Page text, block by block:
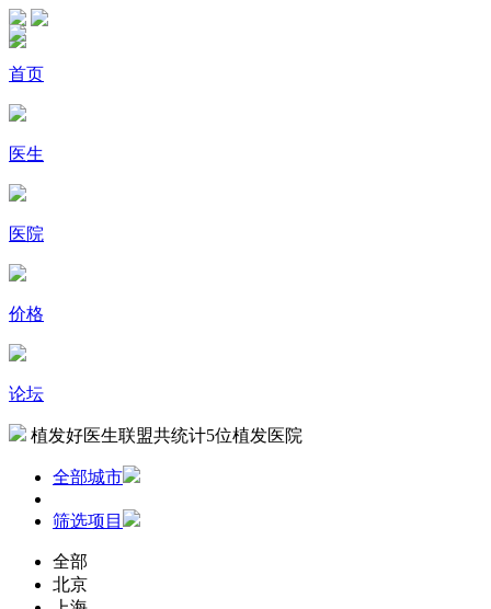
首页
医生
医院
价格
论坛
植发好医生联盟共统计5位植发医院
全部城市
筛选项目
全部
北京